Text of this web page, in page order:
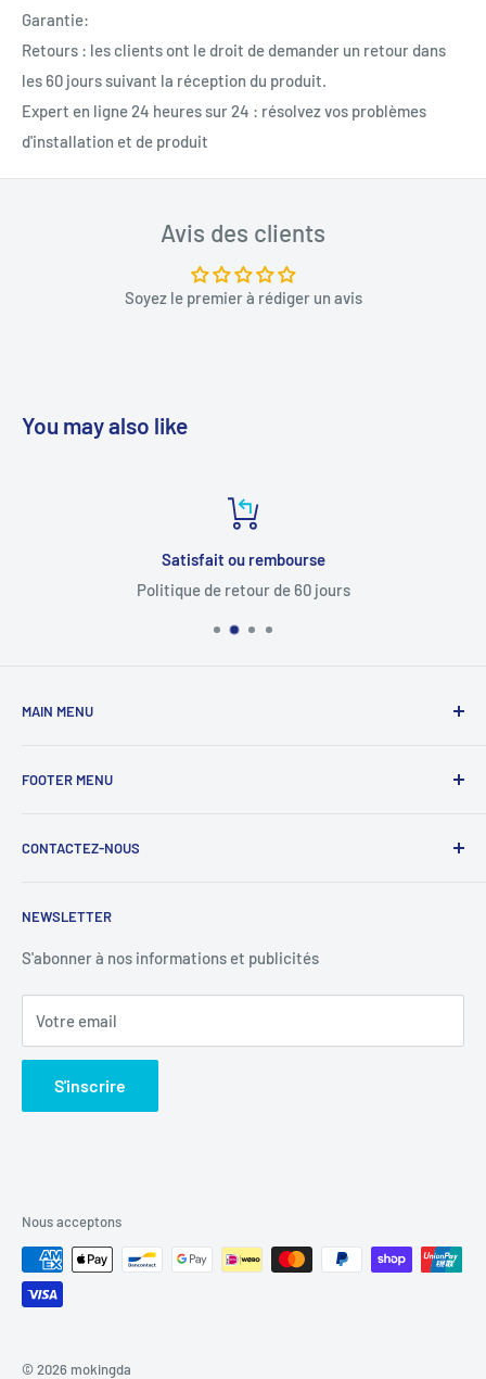
Garantie:
Retours : les clients ont le droit de demander un retour dans
les 60 jours suivant la réception du produit.
Expert en ligne 24 heures sur 24 : résolvez vos problèmes
d'installation et de produit
Avis des clients
Soyez le premier à rédiger un avis
You may also like
Satisfait ou rembourse
Politique de retour de 60 jours
MAIN MENU
tous les produits
Pièces de moto
à propos de nous
Nous contacter
FOOTER MENU
Politique de retour et de remboursement
Conditions d'utilisation
Politique de paiement
Retour & Rétractation
NEWSLETTER
S'abonner à nos informations et publicités
Votre email
S'inscrire
CONTACTEZ-NOUS
Tél :+1 4352204251
Heures de soutien ：Lundi - Vendredi : 8h00 - 18h00
Nous acceptons
© 2026 mokingda